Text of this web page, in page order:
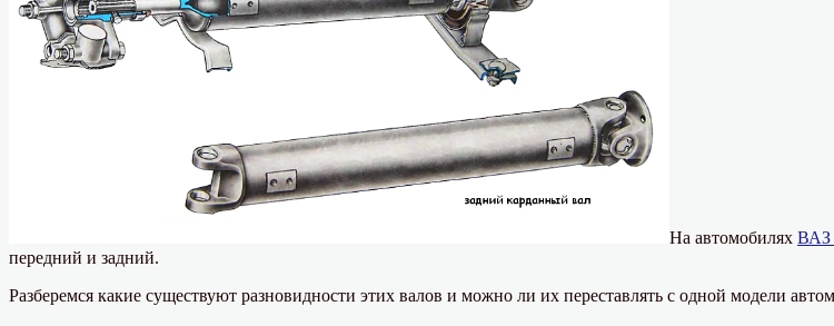
На автомобилях ВАЗ
передний и задний.
Разберемся какие существуют разновидности этих валов и можно ли их переставлять с одной модели